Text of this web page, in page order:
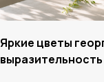
Яркие цветы